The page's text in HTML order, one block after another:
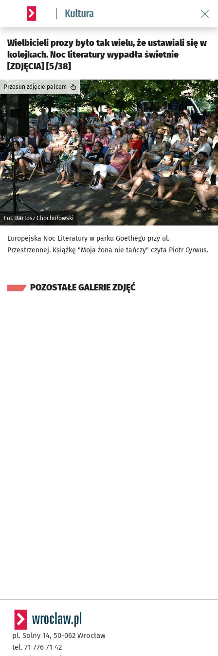
Serwis informacyjny wroclaw.pl podserwis: Kultura
Wielbicieli prozy było tak wielu, że ustawiali się w
kolejkach. Noc literatury wypadła świetnie
[ZDJĘCIA] [5/38]
Fot. Bartosz Chochołowski
Przesuń zdjęcie palcem
Europejska Noc Literatury w parku Goethego przy ul.
Przestrzennej. Książkę "Moja żona nie tańczy" czyta Piotr Cyrwus.
POZOSTAŁE GALERIE ZDJĘĆ
pl. Solny 14, 50-062 Wrocław
tel. 71 776 71 42